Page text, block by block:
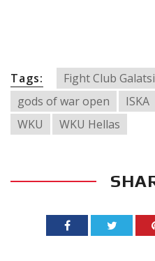
Tags: Fight Club Galatsi
gods of war open
ISKA
WKU
WKU Hellas